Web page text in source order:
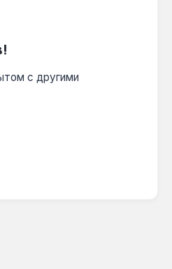
с другими
только на текущем